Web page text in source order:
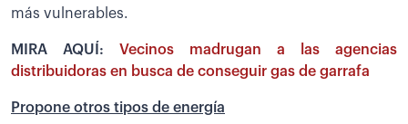
más vulnerables.
MIRA AQUÍ: Vecinos madrugan a las agencias
distribuidoras en busca de conseguir gas de garrafa
Propone otros tipos de energía